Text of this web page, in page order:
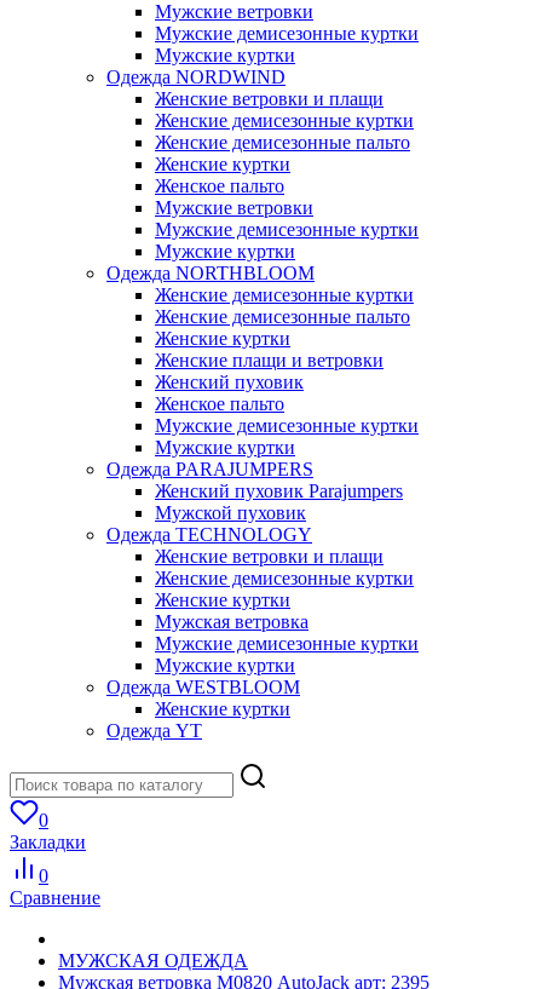
Мужские ветровки
Мужские демисезонные куртки
Мужские куртки
Одежда NORDWIND
Женские ветровки и плащи
Женские демисезонные куртки
Женские демисезонные пальто
Женские куртки
Женское пальто
Мужские ветровки
Мужские демисезонные куртки
Мужские куртки
Одежда NORTHBLOOM
Женские демисезонные куртки
Женские демисезонные пальто
Женские куртки
Женские плащи и ветровки
Женский пуховик
Женское пальто
Мужские демисезонные куртки
Мужские куртки
Одежда PARAJUMPERS
Женский пуховик Parajumpers
Мужской пуховик
Одежда TECHNOLOGY
Женские ветровки и плащи
Женские демисезонные куртки
Женские куртки
Мужская ветровка
Мужские демисезонные куртки
Мужские куртки
Одежда WESTBLOOM
Женские куртки
Одежда YT
0
Закладки
0
Сравнение
МУЖСКАЯ ОДЕЖДА
Мужская ветровка М0820 AutoJack арт: 2395